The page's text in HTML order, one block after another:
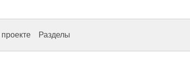
Разделы